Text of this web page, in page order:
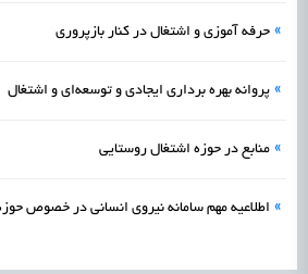
» حرفه‌ آموزی و اشتغال در کنار بازپروری
» پروانه بهره برداری ایجادی و توسعه‌ای و اشتغال
» منابع در حوزه اشتغال روستایی
» اطلاعیه مهم سامانه نیروی انسانی در خصوص